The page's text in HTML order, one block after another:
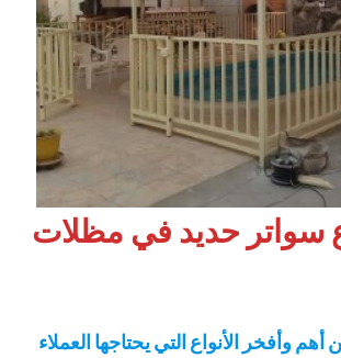
سواتر حديد في مظلات
وأفخر الأنواع التي يحتاجها العملاء